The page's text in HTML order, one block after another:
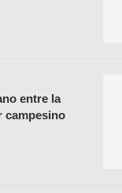
entre la
campesino